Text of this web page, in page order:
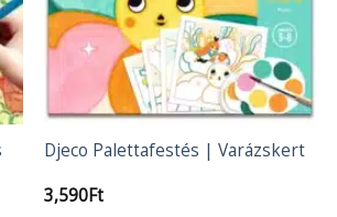
Djeco Palettafestés | Varázskert
3,590Ft